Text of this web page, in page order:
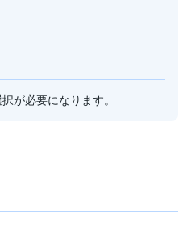
が必要になります。